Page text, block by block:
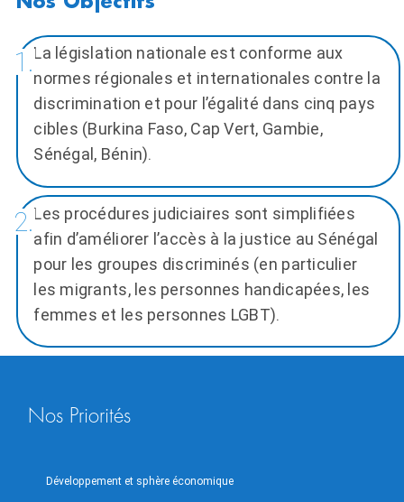
Nos Priorités
Développement et sphère économique
La législation nationale est conforme aux
normes régionales et internationales contre la
discrimination et pour l’égalité dans cinq pays
cibles (Burkina Faso, Cap Vert, Gambie,
Sénégal, Bénin).
Les procédures judiciaires sont simplifiées
afin d’améliorer l’accès à la justice au Sénégal
pour les groupes discriminés (en particulier
les migrants, les personnes handicapées, les
femmes et les personnes LGBT).